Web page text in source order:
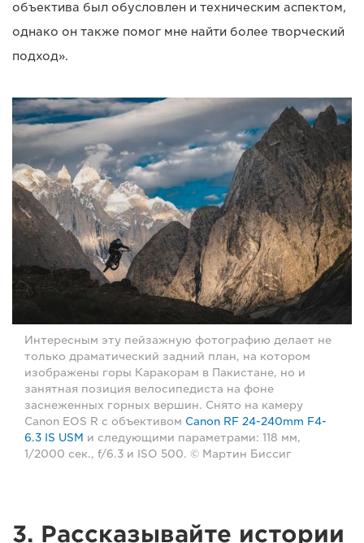
объектива был обусловлен и техническим аспектом,
однако он также помог мне найти более творческий
подход».
Интересным эту пейзажную фотографию делает не
только драматический задний план, на котором
изображены горы Каракорам в Пакистане, но и
занятная позиция велосипедиста на фоне
заснеженных горных вершин. Снято на камеру
Canon EOS R с объективом Canon RF 24-240mm F4-
6.3 IS USM и следующими параметрами: 118 мм,
1/2000 сек., f/6.3 и ISO 500. © Мартин Биссиг
3. Рассказывайте истории